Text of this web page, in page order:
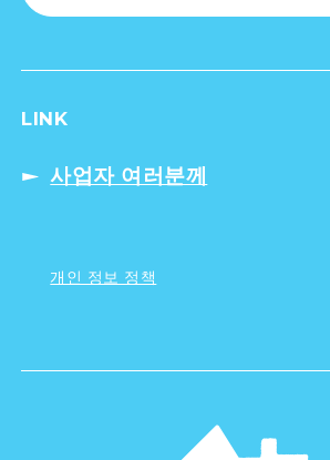
LINK
사업자 여러분께
개인 정보 정책